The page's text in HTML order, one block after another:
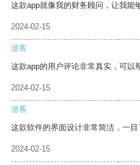
这款app就像我的财务顾问，让我能
2024-02-15
游客
这款app的用户评论非常真实，可以
2024-02-15
游客
这款软件的界面设计非常简洁，一目
2024-02-15